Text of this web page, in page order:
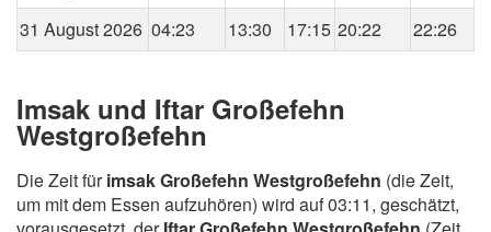
31 August 2026 04:23 13:30 17:15 20:22 22:26
Imsak und Iftar Großefehn
Westgroßefehn
Die Zeit fürimsak Großefehn Westgroßefehn (die Zeit,
um mit dem Essen aufzuhören) wird auf 03:11, geschätzt,